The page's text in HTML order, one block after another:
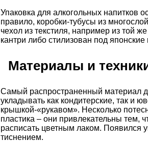
Упаковка для алкогольных напитков
правило, коробки-тубусы из
чехол из текстиля, например из той
кантри либо стилизован под
Материалы и
Самый распространенный материал
укладывать как кондитерские, так и
крышкой-«рукавом». Несколько
пластика – они привлекательны тем,
расписать цветным лаком. Появился
тиснением.